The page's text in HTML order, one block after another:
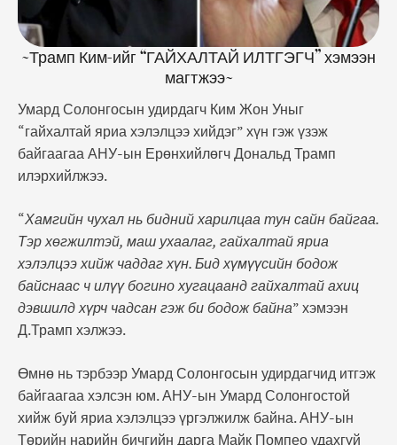
~Трамп Ким-ийг “ГАЙХАЛТАЙ ИЛТГЭГЧ” хэмээн
магтжээ~
Умард Солонгосын удирдагч Ким Жон Уныг
“гайхалтай яриа хэлэлцээ хийдэг” хүн гэж үзэж
байгаагаа АНУ-ын Ерөнхийлөгч Дональд Трамп
илэрхийлжээ.
“Хамгийн чухал нь бидний харилцаа тун сайн байгаа.
Тэр хөгжилтэй, маш ухаалаг, гайхалтай яриа
хэлэлцээ хийж чаддаг хүн. Бид хүмүүсийн бодож
байснаас ч илүү богино хугацаанд гайхалтай ахиц
дэвшилд хүрч чадсан гэж би бодож байна” хэмээн
Д.Трамп хэлжээ.
Өмнө нь тэрбээр Умард Солонгосын удирдагчид итгэж
байгаагаа хэлсэн юм. АНУ-ын Умард Солонгостой
хийж буй яриа хэлэлцээ үргэлжилж байна. АНУ-ын
Төрийн нарийн бичгийн дарга Майк Помпео удахгүй